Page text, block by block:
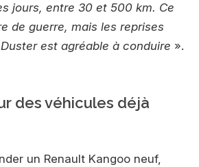
jours, entre 30 et 500 km. Ce
de guerre, mais les reprises
est agréable à conduire ».
des véhicules déjà
un Renault Kangoo neuf,